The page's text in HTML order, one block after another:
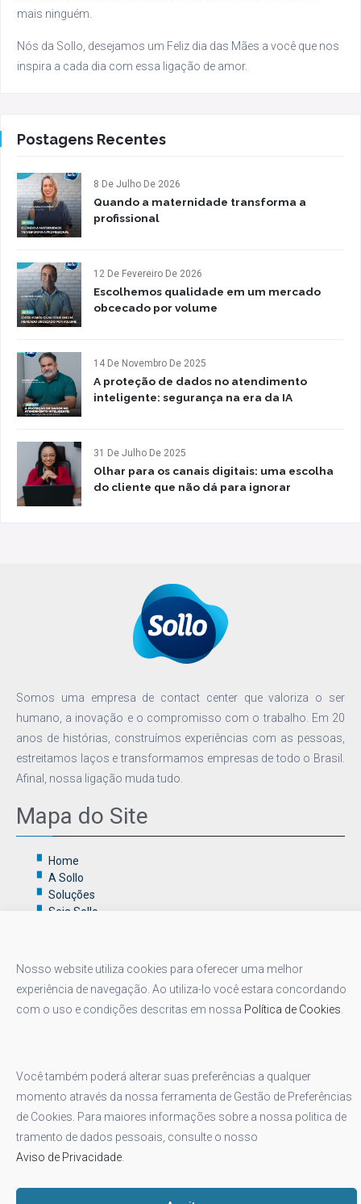
Nosso website utiliza cookies para oferecer uma melhor
experiência de navegação. Ao utiliza-lo você estara concordando
com o uso e condições descritas em nossa Política de Cookies
Você também poderá alterar suas preferências a qualquer
momento através da nossa ferramenta de Gestão de Preferências
de Cookies. Para maiores informações sobre a nossa politica de
tramento de dados pessoais, consulte o nosso
Aviso de Privacidade
mais ninguém.
Nós da Sollo, desejamos um Feliz dia das Mães a você que nos
inspira a cada dia com essa ligação de amor.
Postagens Recentes
8 De Julho De 2026
Quando a maternidade transforma a
profissional
12 De Fevereiro De 2026
Escolhemos qualidade em um mercado
obcecado por volume
14 De Novembro De 2025
A proteção de dados no atendimento
inteligente: segurança na era da IA
31 De Julho De 2025
Olhar para os canais digitais: uma escolha
do cliente que não dá para ignorar
Somos uma empresa de contact center que valoriza o ser
humano, a inovação e o compromisso com o trabalho. Em 20
anos de histórias, construímos experiências com as pessoas,
estreitamos laços e transformamos empresas de todo o Brasil.
Afinal, nossa ligação muda tudo.
Mapa do Site
Home
A Sollo
Soluções
Seja Sollo
Social